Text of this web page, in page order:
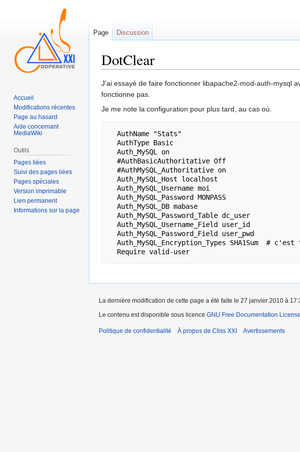
DotClear
Sauter
à
la
Sauter
à
la
J'ai essayé de faire fonctionner libapache2-mod-auth-mysql
fonctionne pas.
Je me note la configuration pour plus tard, au cas où.
Page Discussion
Accueil
Modifications récentes
Page au hasard
Aide concernant
MediaWiki
Outils
Pages liées
Suivi des pages liées
Pages spéciales
Version imprimable
Lien permanent
Informations sur la page
La dernière modification de cette page a été faite le 27 janvier 2010 à
Le contenu est disponible sous licence GNU Free Documentation
Politique de confidentialité À propos de Cliss XXI Avertissements